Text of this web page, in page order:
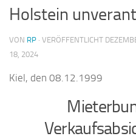
Holstein
VON RP · VERÖFFENTLICHT
18, 2024
Kiel, den 08.12.1999